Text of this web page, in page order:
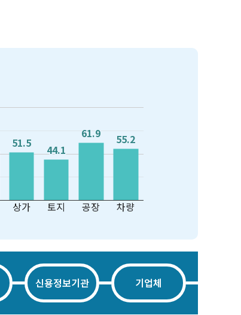
상가 토지 공장 차량
51.5
51.5 44.1
44.1
61.9
61.9 55.2
55.2
신용정보기관 기업체